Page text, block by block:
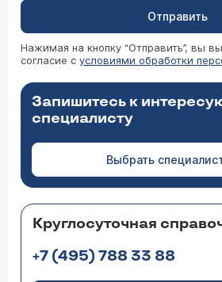
Отправить
Нажимая на кнопку “Отправить”, вы
согласие с условиями обработки
Запишитесь к
специалисту
Выбрать
Круглосуточная
+7 (495) 788 33 88